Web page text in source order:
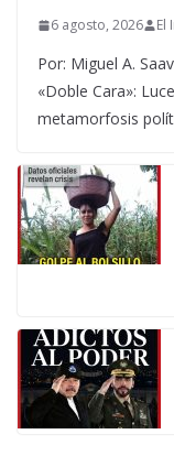
6 agosto, 2026 El
Por: Miguel A.
«Doble Cara»:
metamorfosis